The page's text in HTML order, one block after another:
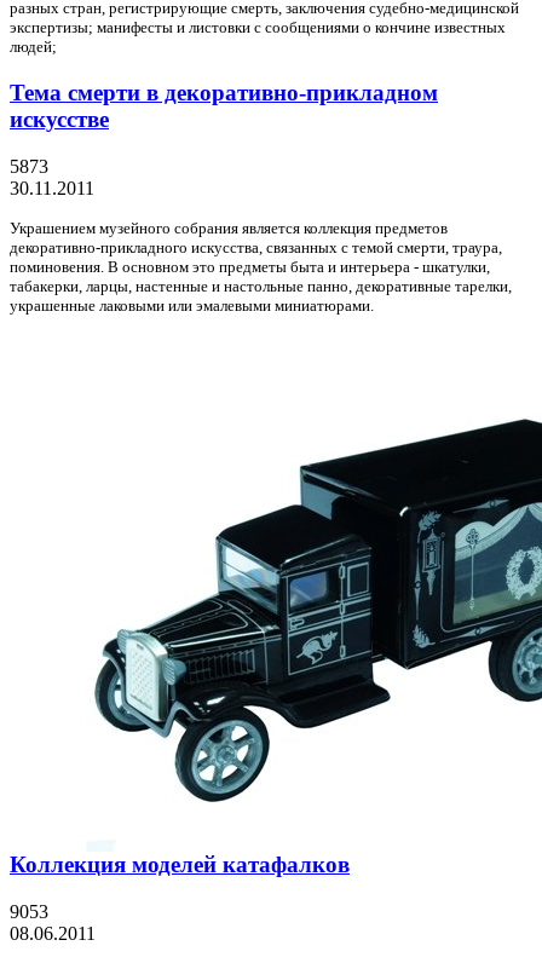
разных стран, регистрирующие смерть, заключения судебно-медицинской
экспертизы; манифесты и листовки с сообщениями о кончине известных
людей;
Тема смерти в декоративно-прикладном
искусстве
5873
30.11.2011
Украшением музейного собрания является коллекция предметов
декоративно-прикладного искусства, связанных с темой смерти, траура,
поминовения. В основном это предметы быта и интерьера - шкатулки,
табакерки, ларцы, настенные и настольные панно, декоративные тарелки,
украшенные лаковыми или эмалевыми миниатюрами.
Коллекция моделей катафалков
9053
08.06.2011